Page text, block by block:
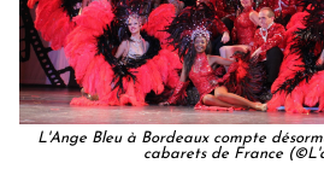
L'Ange Bleu à Bordeaux compte
cabarets de France